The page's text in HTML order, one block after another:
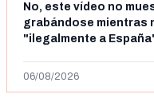
No, este vídeo no
grabándose mientras
"ilegalmente a
06/08/2026